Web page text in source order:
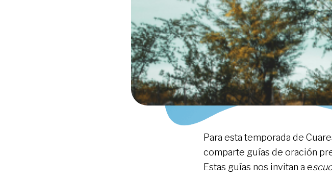
Para esta temporada de
comparte guías de oración
Estas guías nos invitan a e